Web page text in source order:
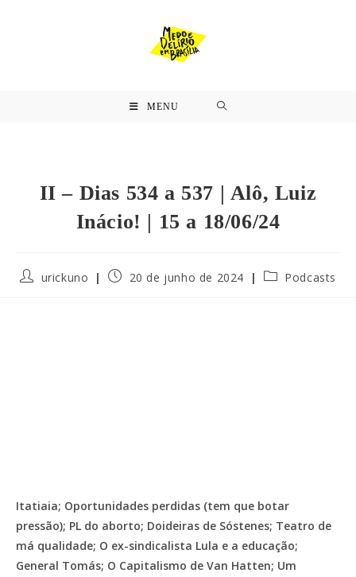
MENU
II – Dias 534 a 537 | Alô, Luiz
Inácio! | 15 a 18/06/24
urickuno 20 de junho de 2024 Podcasts
Itatiaia; Oportunidades perdidas (tem que botar
pressão); PL do aborto; Doideiras de Sóstenes; Teatro de
má qualidade; O ex-sindicalista Lula e a educação;
General Tomás; O Capitalismo de Van Hatten; Um